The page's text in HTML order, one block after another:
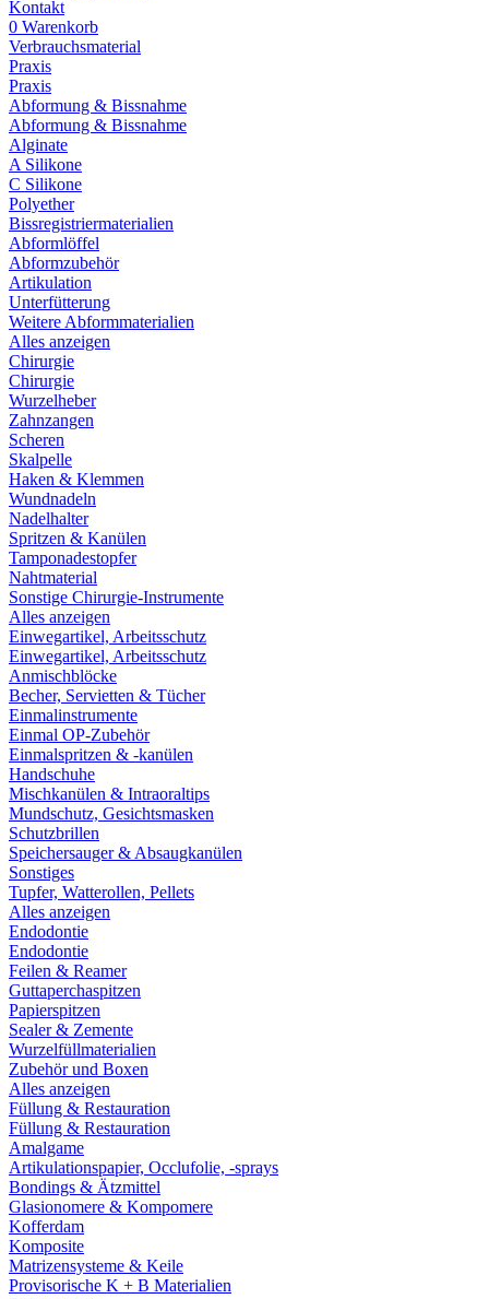
Kontakt
0 Warenkorb
Verbrauchsmaterial
Praxis
Praxis
Abformung & Bissnahme
Abformung & Bissnahme
Alginate
A Silikone
C Silikone
Polyether
Bissregistriermaterialien
Abformlöffel
Abformzubehör
Artikulation
Unterfütterung
Weitere Abformmaterialien
Alles anzeigen
Chirurgie
Chirurgie
Wurzelheber
Zahnzangen
Scheren
Skalpelle
Haken & Klemmen
Wundnadeln
Nadelhalter
Spritzen & Kanülen
Tamponadestopfer
Nahtmaterial
Sonstige Chirurgie-Instrumente
Alles anzeigen
Einwegartikel, Arbeitsschutz
Einwegartikel, Arbeitsschutz
Anmischblöcke
Becher, Servietten & Tücher
Einmalinstrumente
Einmal OP-Zubehör
Einmalspritzen & -kanülen
Handschuhe
Mischkanülen & Intraoraltips
Mundschutz, Gesichtsmasken
Schutzbrillen
Speichersauger & Absaugkanülen
Sonstiges
Tupfer, Watterollen, Pellets
Alles anzeigen
Endodontie
Endodontie
Feilen & Reamer
Guttaperchaspitzen
Papierspitzen
Sealer & Zemente
Wurzelfüllmaterialien
Zubehör und Boxen
Alles anzeigen
Füllung & Restauration
Füllung & Restauration
Amalgame
Artikulationspapier, Occlufolie, -sprays
Bondings & Ätzmittel
Glasionomere & Kompomere
Kofferdam
Komposite
Matrizensysteme & Keile
Provisorische K + B Materialien